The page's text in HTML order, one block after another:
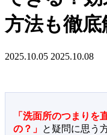
方法も徹底
2025.10.05 2025.10.08
「洗面所のつまりを
の？」 と疑問に思う